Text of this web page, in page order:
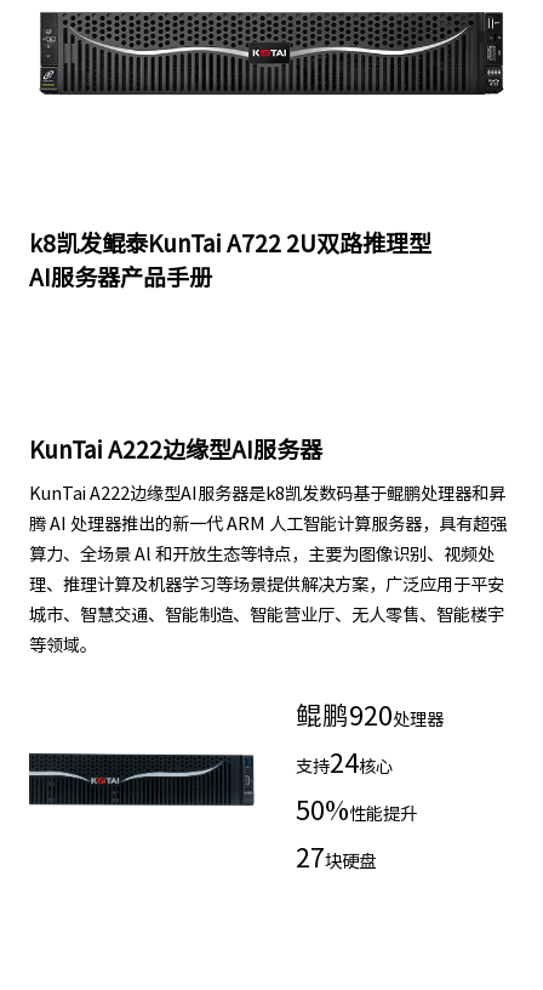
k8凯发鲲泰KunTai A722 2U双路推理型
AI服务器产品手册
KunTai A222边缘型AI服务器
KunTai A222边缘型AI服务器是k8凯发数码基于鲲鹏处理器和昇
腾 AI 处理器推出的新一代 ARM 人工智能计算服务器，具有超强
算力、全场景 Al 和开放生态等特点，主要为图像识别、视频处
理、推理计算及机器学习等场景提供解决方案，广泛应用于平安
城市、智慧交通、智能制造、智能营业厅、无人零售、智能楼宇
等领域。
鲲鹏920处理器
支持24核心
50%性能提升
27块硬盘